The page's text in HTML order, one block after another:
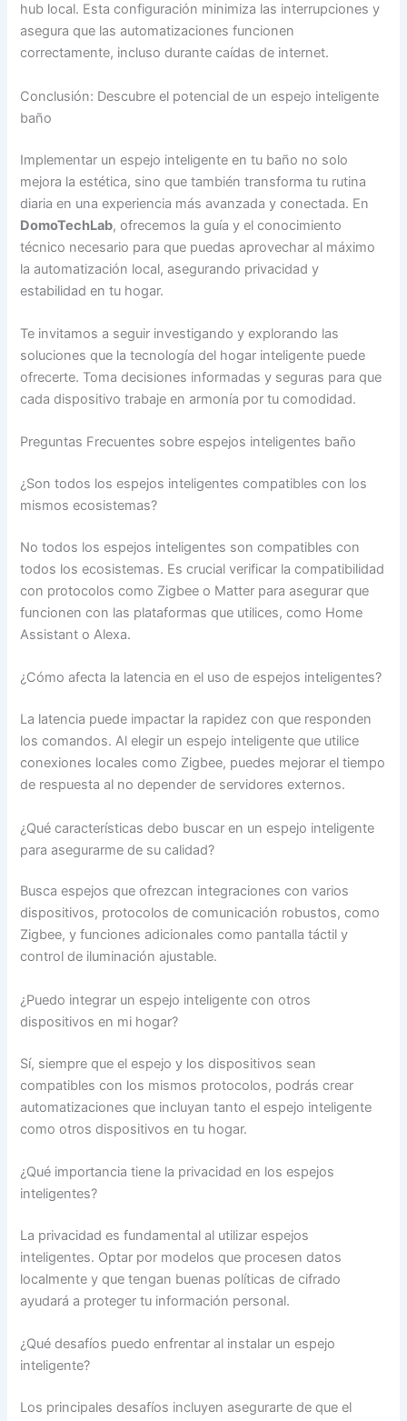
hub local. Esta configuración minimiza las interrupciones y
asegura que las automatizaciones funcionen
correctamente, incluso durante caídas de internet.
Conclusión: Descubre el potencial de un espejo inteligente
baño
Implementar un espejo inteligente en tu baño no solo
mejora la estética, sino que también transforma tu rutina
diaria en una experiencia más avanzada y conectada. En
DomoTechLab, ofrecemos la guía y el conocimiento
técnico necesario para que puedas aprovechar al máximo
la automatización local, asegurando privacidad y
estabilidad en tu hogar.
Te invitamos a seguir investigando y explorando las
soluciones que la tecnología del hogar inteligente puede
ofrecerte. Toma decisiones informadas y seguras para que
cada dispositivo trabaje en armonía por tu comodidad.
Preguntas Frecuentes sobre espejos inteligentes baño
¿Son todos los espejos inteligentes compatibles con los
mismos ecosistemas?
No todos los espejos inteligentes son compatibles con
todos los ecosistemas. Es crucial verificar la compatibilidad
con protocolos como Zigbee o Matter para asegurar que
funcionen con las plataformas que utilices, como Home
Assistant o Alexa.
¿Cómo afecta la latencia en el uso de espejos inteligentes?
La latencia puede impactar la rapidez con que responden
los comandos. Al elegir un espejo inteligente que utilice
conexiones locales como Zigbee, puedes mejorar el tiempo
de respuesta al no depender de servidores externos.
¿Qué características debo buscar en un espejo inteligente
para asegurarme de su calidad?
Busca espejos que ofrezcan integraciones con varios
dispositivos, protocolos de comunicación robustos, como
Zigbee, y funciones adicionales como pantalla táctil y
control de iluminación ajustable.
¿Puedo integrar un espejo inteligente con otros
dispositivos en mi hogar?
Sí, siempre que el espejo y los dispositivos sean
compatibles con los mismos protocolos, podrás crear
automatizaciones que incluyan tanto el espejo inteligente
como otros dispositivos en tu hogar.
¿Qué importancia tiene la privacidad en los espejos
inteligentes?
La privacidad es fundamental al utilizar espejos
inteligentes. Optar por modelos que procesen datos
localmente y que tengan buenas políticas de cifrado
ayudará a proteger tu información personal.
¿Qué desafíos puedo enfrentar al instalar un espejo
inteligente?
Los principales desafíos incluyen asegurarte de que el